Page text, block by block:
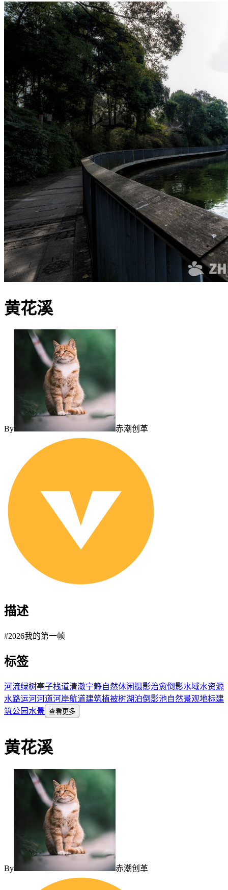
黄花溪
By 赤潮创革
描述
#2026我的第一帧
标签
河流绿树亭子栈道清澈宁静自然休闲摄影治愈倒影水域水资源
水路运河河道河岸航道建筑植被树湖泊倒影池自然景观地标建
筑公园水景 查看更多
黄花溪
By 赤潮创革